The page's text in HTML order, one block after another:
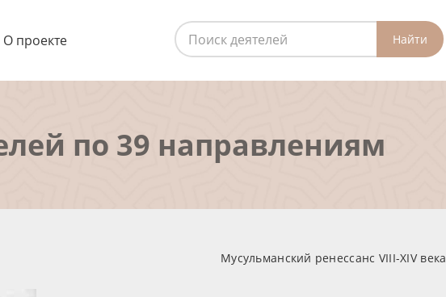
О проекте Найти
по 39 направлениям
Мусульманский ренессанс VIII-XIV века